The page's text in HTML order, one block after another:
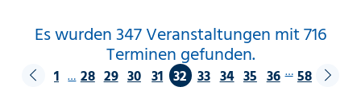
Es wurden 347 Veranstaltungen mit 716
Terminen gefunden.
1 … 28 29 30 31 32 33 34 35 36 … 58